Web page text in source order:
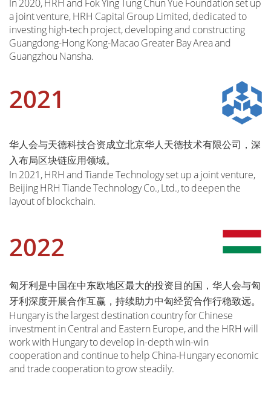
In 2020, HRH and Fok Ying Tung Chun Yue Foundation set up
a joint venture, HRH Capital Group Limited, dedicated to
investing high-tech project, developing and constructing
Guangdong-Hong Kong-Macao Greater Bay Area and
Guangzhou Nansha.
2021
华人会与天德科技合资成立北京华人天德技术有限公司，深
入布局区块链应用领域。
In 2021, HRH and Tiande Technology set up a joint venture,
Beijing HRH Tiande Technology Co., Ltd., to deepen the
layout of blockchain.
2022
匈牙利是中国在中东欧地区最大的投资目的国，华人会与匈
牙利深度开展合作互赢，持续助力中匈经贸合作行稳致远。
Hungary is the largest destination country for Chinese
investment in Central and Eastern Europe, and the HRH will
work with Hungary to develop in-depth win-win
cooperation and continue to help China-Hungary economic
and trade cooperation to grow steadily.